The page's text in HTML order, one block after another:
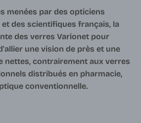
menées par des opticiens
des scientifiques français, la
des verres Varionet pour
une vision de près et une
nettes, contrairement aux verres
distribués en pharmacie,
conventionnelle.